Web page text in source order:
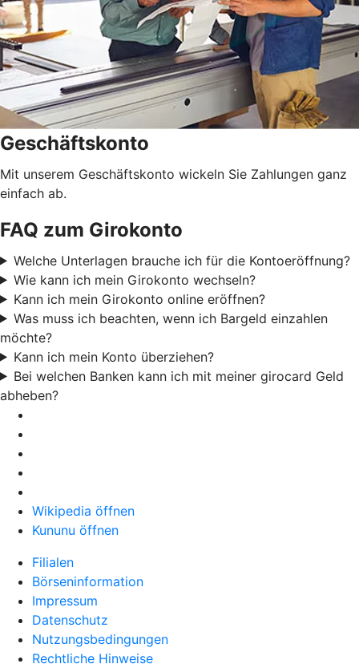
Geschäftskonto
Mit unserem Geschäftskonto wickeln Sie Zahlungen ganz
einfach ab.
FAQ zum Girokonto
Welche Unterlagen brauche ich für die Kontoeröffnung?
Wie kann ich mein Girokonto wechseln?
Kann ich mein Girokonto online eröffnen?
Was muss ich beachten, wenn ich Bargeld einzahlen
möchte?
Kann ich mein Konto überziehen?
Bei welchen Banken kann ich mit meiner girocard Geld
abheben?
Wikipedia öffnen
Kununu öffnen
Filialen
Börseninformation
Impressum
Datenschutz
Nutzungsbedingungen
Rechtliche Hinweise